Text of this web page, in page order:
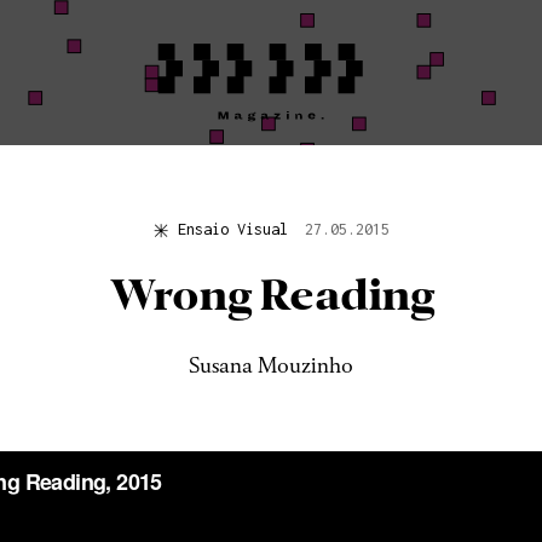
Ensaio Visual
DO
DISTURB:
Ensaio Visual 27.05.2015
Wrong Reading
Susana Mouzinho